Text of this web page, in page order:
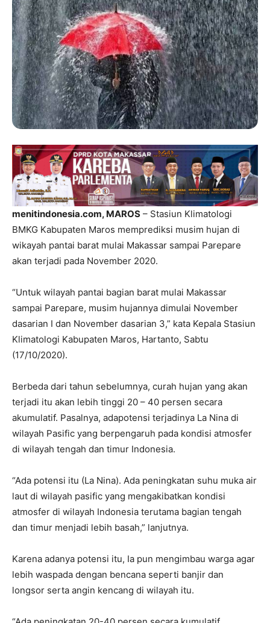
menitindonesia.com, MAROS – Stasiun Klimatologi
BMKG Kabupaten Maros memprediksi musim hujan di
wikayah pantai barat mulai Makassar sampai Parepare
akan terjadi pada November 2020.
“Untuk wilayah pantai bagian barat mulai Makassar
sampai Parepare, musim hujannya dimulai November
dasarian I dan November dasarian 3,” kata Kepala Stasiun
Klimatologi Kabupaten Maros, Hartanto, Sabtu
(17/10/2020).
Berbeda dari tahun sebelumnya, curah hujan yang akan
terjadi itu akan lebih tinggi 20 – 40 persen secara
akumulatif. Pasalnya, adapotensi terjadinya La Nina di
wilayah Pasific yang berpengaruh pada kondisi atmosfer
di wilayah tengah dan timur Indonesia.
“Ada potensi itu (La Nina). Ada peningkatan suhu muka air
laut di wilayah pasific yang mengakibatkan kondisi
atmosfer di wilayah Indonesia terutama bagian tengah
dan timur menjadi lebih basah,” lanjutnya.
Karena adanya potensi itu, Ia pun mengimbau warga agar
lebih waspada dengan bencana seperti banjir dan
longsor serta angin kencang di wilayah itu.